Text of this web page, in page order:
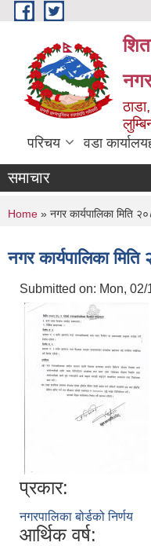
Skip to main content
परिचय वडा
समाचार
You are here
Home » नगर कार्यपालिका मिति
नगर कार्यपालिका
Submitted on: Mon,
प्रकार:
नगरपालिका बोर्डको निर्णय
आर्थिक वर्ष: